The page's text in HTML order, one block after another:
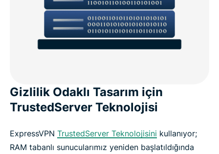
Gizlilik Odaklı Tasarım için
TrustedServer Teknolojisi
ExpressVPN TrustedServer Teknolojisini kullanıyor;
RAM tabanlı sunucularımız yeniden başlatıldığında